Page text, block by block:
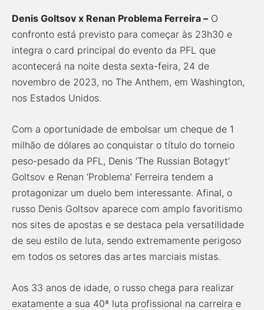
Denis Goltsov x Renan Problema Ferreira – O
confronto está previsto para começar às 23h30 e
integra o card principal do evento da PFL que
acontecerá na noite desta sexta-feira, 24 de
novembro de 2023, no The Anthem, em Washington,
nos Estados Unidos.
Com a oportunidade de embolsar um cheque de 1
milhão de dólares ao conquistar o título do torneio
peso-pesado da PFL, Denis ‘The Russian Botagyt’
Goltsov e Renan ‘Problema’ Ferreira tendem a
protagonizar um duelo bem interessante. Afinal, o
russo Denis Goltsov aparece com amplo favoritismo
nos sites de apostas e se destaca pela versatilidade
de seu estilo de luta, sendo extremamente perigoso
em todos os setores das artes marciais mistas.
Aos 33 anos de idade, o russo chega para realizar
exatamente a sua 40ª luta profissional na carreira e